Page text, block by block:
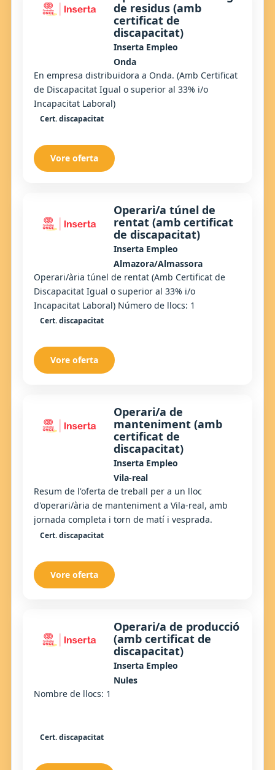
de residus (amb
certificat de
discapacitat)
Inserta Empleo
Onda
En empresa distribuïdora a Onda. (Amb Certificat
de Discapacitat Igual o superior al 33% i/o
Incapacitat Laboral)
Cert. discapacitat
Vore oferta
Operari/a túnel de
rentat (amb certificat
de discapacitat)
Inserta Empleo
Almazora/Almassora
Operari/ària túnel de rentat (Amb Certificat de
Discapacitat Igual o superior al 33% i/o
Incapacitat Laboral) Número de llocs: 1
Cert. discapacitat
Vore oferta
Operari/a de
manteniment (amb
certificat de
discapacitat)
Inserta Empleo
Vila-real
Resum de l'oferta de treball per a un lloc
d'operari/ària de manteniment a Vila-real, amb
jornada completa i torn de matí i vesprada.
Cert. discapacitat
Vore oferta
Operari/a de producció
(amb certificat de
discapacitat)
Inserta Empleo
Nules
Nombre de llocs: 1
Cert. discapacitat